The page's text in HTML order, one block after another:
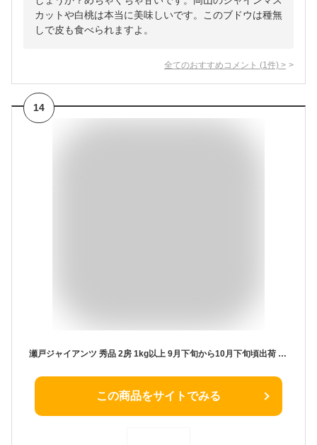
カットや白桃は本当に美味しいです。このブドウは種無
しで皮も食べられますよ。
全てのおすすめコメント (1 件) >
14
瀬戸ジャイアンツ 秀品 2房 1kg以上 9月下旬から10月下旬頃出荷 指定日不可
この商品をサイトでみる